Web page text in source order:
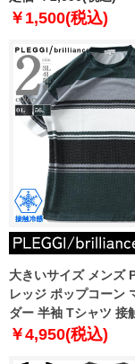
￥1,500(税込)
大きいサイズ メンズ
レッジ ポップコーン
ダー 半袖 Tシャツ 接
45499-2
￥4,950(税込)